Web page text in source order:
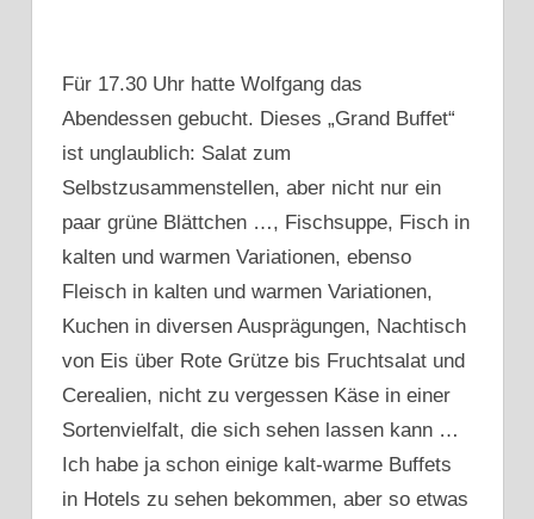
Für 17.30 Uhr hatte Wolfgang das
Abendessen gebucht. Dieses „Grand Buffet“
ist unglaublich: Salat zum
Selbstzusammenstellen, aber nicht nur ein
paar grüne Blättchen …, Fischsuppe, Fisch in
kalten und warmen Variationen, ebenso
Fleisch in kalten und warmen Variationen,
Kuchen in diversen Ausprägungen, Nachtisch
von Eis über Rote Grütze bis Fruchtsalat und
Cerealien, nicht zu vergessen Käse in einer
Sortenvielfalt, die sich sehen lassen kann …
Ich habe ja schon einige kalt-warme Buffets
in Hotels zu sehen bekommen, aber so etwas